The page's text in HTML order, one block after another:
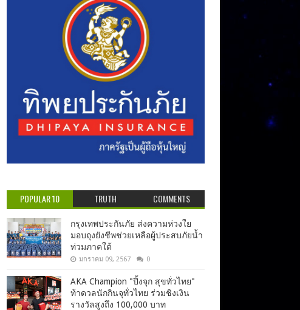
POPULAR 10 TRUTH COMMENTS
กรุงเทพประกันภัย ส่งความห่วงใย
มอบถุงยังชีพช่วยเหลือผู้ประสบภัยน้ำ
ท่วมภาคใต้
มกราคม 09, 2567 0
AKA Champion "ปิ้งจุก สุขทั่วไทย"
ท้าดวลนักกินจุทั่วไทย ร่วมชิงเงิน
รางวัลสูงถึง 100,000 บาท